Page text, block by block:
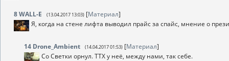
8WALL-E (13.04.2017 13:03) [Материал]
Я, когда на стене лифта выводил прайс за спайс, мнение о
14 Drone_Ambient (14.04.2017 01:53) [Материал]
Со Светки орнул. ТТХ у неё, между нами, так себе.